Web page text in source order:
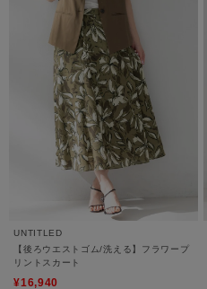
UNTITLED
【後ろウエストゴム/洗える】フラワープ
リントスカート
¥16,940